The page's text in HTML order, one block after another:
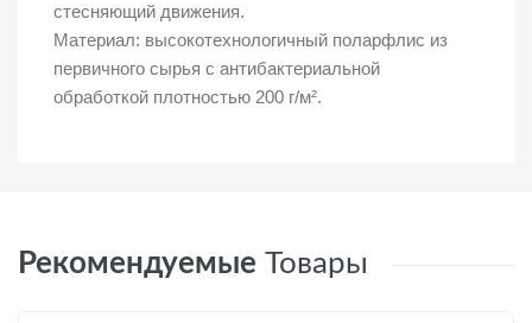
стесняющий движения.
Материал: высокотехнологичный поларфлис из
первичного сырья с антибактериальной
обработкой плотностью 200 г/м².
Рекомендуемые Товары